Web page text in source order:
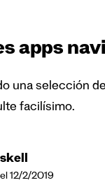
apps
una selección
facilísimo.
12/2/2019